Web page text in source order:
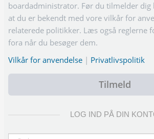
boardadministrator. Før du tilmelder dig
at du er bekendt med vore vilkår for
relaterede politikker. Læs også reglerne
fora når du besøger dem.
Vilkår for anvendelse | Privatlivspolitik
Tilmeld
LOG IND PÅ DIN